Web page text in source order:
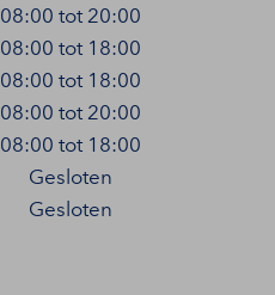
08:00 tot 20:00
08:00 tot 18:00
08:00 tot 18:00
08:00 tot 20:00
08:00 tot 18:00
Gesloten
Gesloten